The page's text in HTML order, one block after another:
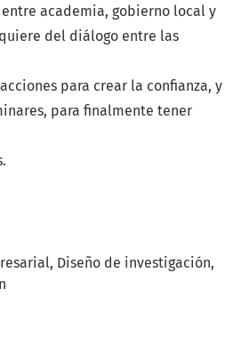
Diseño de investigación
academia, gobierno local y
del diálogo entre las
para crear la confianza, y
para finalmente tener